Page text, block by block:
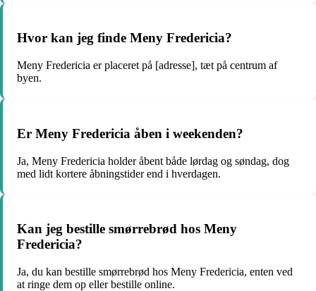
Hvor kan jeg finde Meny Fredericia?
Meny Fredericia er placeret på [adresse], tæt på centrum af
byen.
Er Meny Fredericia åben i weekenden?
Ja, Meny Fredericia holder åbent både lørdag og søndag, dog
med lidt kortere åbningstider end i hverdagen.
Kan jeg bestille smørrebrød hos Meny
Fredericia?
Ja, du kan bestille smørrebrød hos Meny Fredericia, enten ved
at ringe dem op eller bestille online.